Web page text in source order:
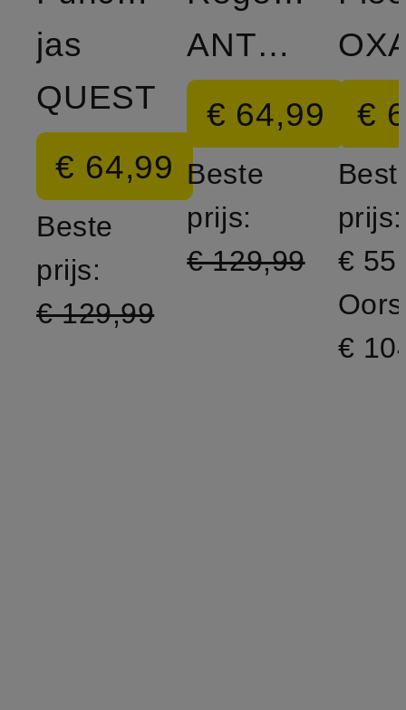
jas
QUEST
€ 64,99
Beste
prijs:
€ 129,99
ANTORA
€ 64,99
Beste
prijs:
€ 129,99
€
prijs:
€
€